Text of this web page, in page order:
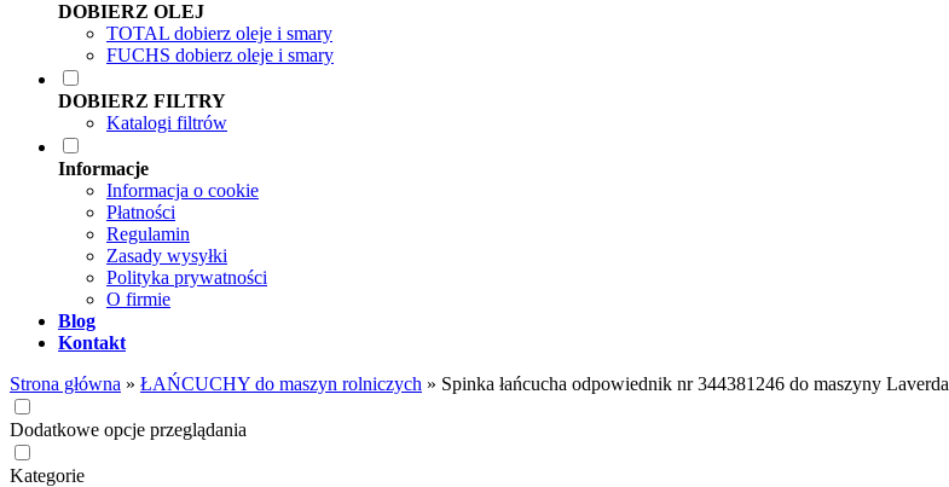
DOBIERZ OLEJ
TOTAL dobierz oleje i smary
FUCHS dobierz oleje i smary
DOBIERZ FILTRY
Katalogi filtrów
Informacje
Informacja o cookie
Płatności
Regulamin
Zasady wysyłki
Polityka prywatności
O firmie
Blog
Kontakt
Strona główna » ŁAŃCUCHY do maszyn rolniczych » Spinka łańcucha odpowiednik nr 344381246 do maszyny Laverda
Dodatkowe opcje przeglądania
Kategorie